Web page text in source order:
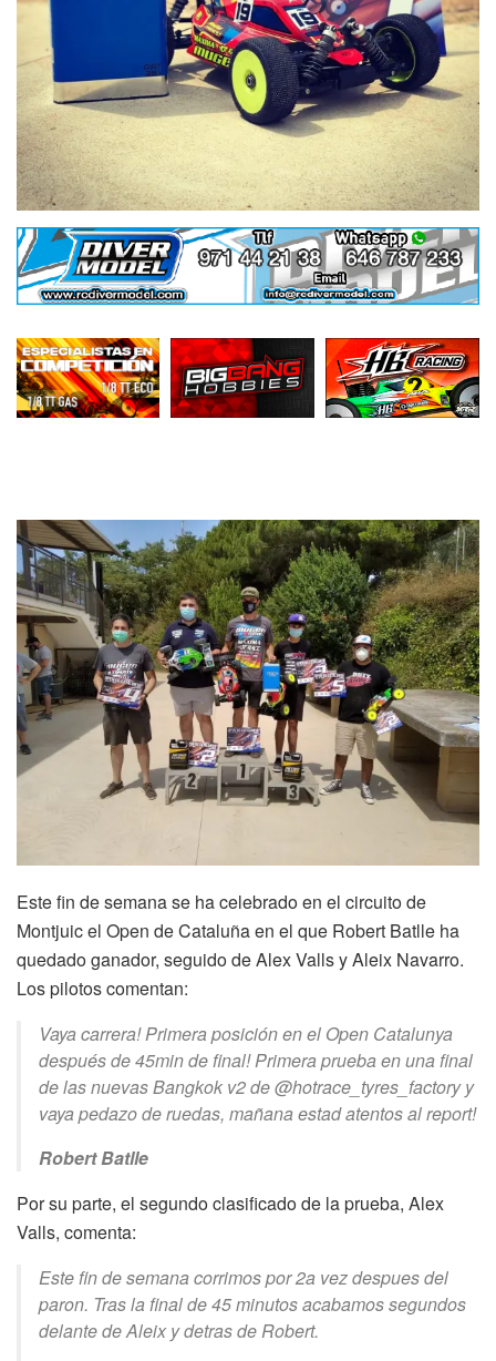
Este fin de semana se ha celebrado en el circuito de
Montjuic el Open de Cataluña en el que Robert Batlle ha
quedado ganador, seguido de Alex Valls y Aleix Navarro.
Los pilotos comentan:
Vaya carrera! Primera posición en el Open Catalunya
después de 45min de final! Primera prueba en una final
de las nuevas Bangkok v2 de @hotrace_tyres_factory y
vaya pedazo de ruedas, mañana estad atentos al report!
Robert Batlle
Por su parte, el segundo clasificado de la prueba, Alex
Valls, comenta:
Este fin de semana corrimos por 2a vez despues del
paron. Tras la final de 45 minutos acabamos segundos
delante de Aleix y detras de Robert.